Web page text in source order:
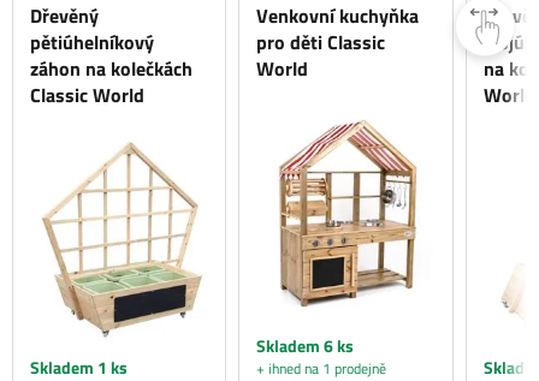
Dřevěný
pětiúhelníkový
záhon na kolečkách
Classic World
Skladem 1 ks
Venkovní kuchyňka
pro děti Classic
World
Skladem 6 ks
+ ihned na 1 prodejně
na
World